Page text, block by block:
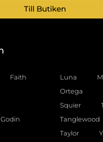
Till Butiken
Faith
Godin
Luna
Ortega
Squier
Tanglewood
Taylor